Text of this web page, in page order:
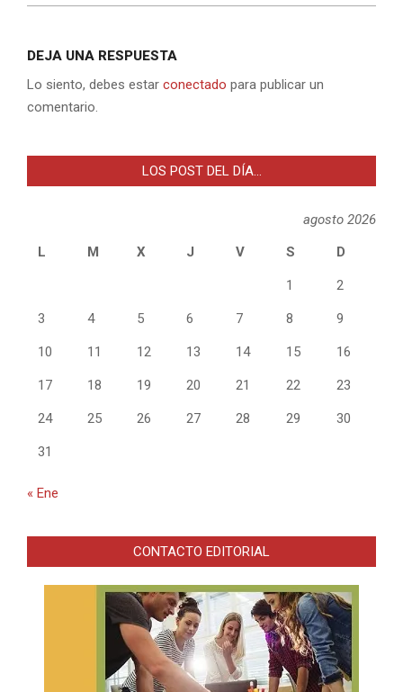
DEJA UNA RESPUESTA
Lo siento, debes estar conectado para publicar un
comentario.
LOS POST DEL DÍA…
agosto 2026
L
M X J V S D
1 2
3 4 5 6 7 8 9
10 11 12 13 14 15 16
17 18 19 20 21 22 23
24 25 26 27 28 29 30
31
« Ene
CONTACTO EDITORIAL